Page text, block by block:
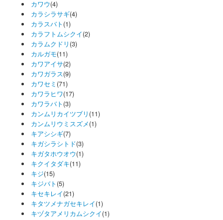
カワウ(4)
カラシラサギ(4)
カラスバト (1)
カラフトムシクイ(2)
カラムクドリ (3)
カルガモ(11)
カワアイサ(2)
カワガラス(9)
カワセミ (71)
カワラヒワ(17)
カワラバト (3)
カンムリカイツブリ (11)
カンムリウミスズメ(1)
キアシシギ(7)
キガシラシトド(3)
キガタホウオウ(1)
キクイタダキ(11)
キジ(15)
キジバト (5)
キセキレイ(21)
キタツメナガセキレイ(1)
キヅタアメリカムシクイ(1)